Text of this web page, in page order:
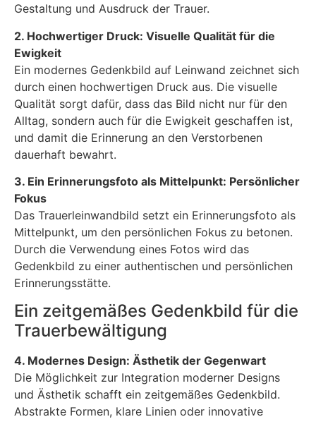
Gestaltung und Ausdruck der Trauer.
2. Hochwertiger Druck: Visuelle Qualität für die
Ewigkeit
Ein modernes Gedenkbild auf Leinwand zeichnet sich
durch einen hochwertigen Druck aus. Die visuelle
Qualität sorgt dafür, dass das Bild nicht nur für den
Alltag, sondern auch für die Ewigkeit geschaffen ist,
und damit die Erinnerung an den Verstorbenen
dauerhaft bewahrt.
3. Ein Erinnerungsfoto als Mittelpunkt: Persönlicher
Fokus
Das Trauerleinwandbild setzt ein Erinnerungsfoto als
Mittelpunkt, um den persönlichen Fokus zu betonen.
Durch die Verwendung eines Fotos wird das
Gedenkbild zu einer authentischen und persönlichen
Erinnerungsstätte.
Ein zeitgemäßes Gedenkbild für die
Trauerbewältigung
4. Modernes Design: Ästhetik der Gegenwart
Die Möglichkeit zur Integration moderner Designs
und Ästhetik schafft ein zeitgemäßes Gedenkbild.
Abstrakte Formen, klare Linien oder innovative